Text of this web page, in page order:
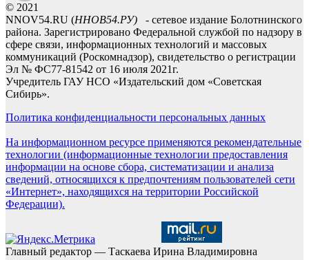
© 2021
NNOV54.RU (ННОВ54.РУ) - сетевое издание Болотнинского
района. Зарегистрировано Федеральной службой по надзору в
сфере связи, информационных технологий и массовых
коммуникаций (Роскомнадзор), свидетельство о регистрации
Эл № ФС77-81542 от 16 июля 2021г.
Учредитель ГАУ НСО «Издательский дом «Советская
Сибирь».
Политика конфиденциальности персональных данных
На информационном ресурсе применяются рекомендательные
технологии (информационные технологии предоставления
информации на основе сбора, систематизации и анализа
сведений, относящихся к предпочтениям пользователей сети
«Интернет», находящихся на территории Российской
Федерации).
Главный редактор — Таскаева Ирина Владимировна